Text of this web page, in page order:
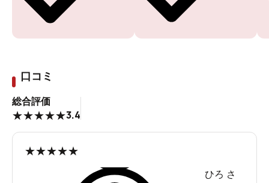
口コミ
総合評価
★★★★★3.4
★★★★★
ひろ さ